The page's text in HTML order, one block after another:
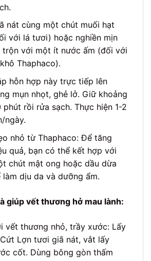
nát cùng một chút muối hạt
với lá tươi) hoặc nghiền mịn
trộn với một ít nước ấm (đối với
Thaphaco).
hỗn hợp này trực tiếp lên
mụn nhọt, ghẻ lở. Giữ khoảng
phút rồi rửa sạch. Thực hiện 1-2
ngày.
nhỏ từ Thaphaco: Để tăng
quả, bạn có thể kết hợp với
chút mật ong hoặc dầu dừa
làm dịu da và dưỡng ẩm.
giúp vết thương hở mau lành:
vết thương nhỏ, trầy xước: Lấy
Lợn tươi giã nát, vắt lấy
cốt. Dùng bông gòn thấm